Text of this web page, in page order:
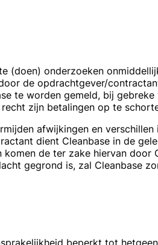
(doen) onderzoeken
de opdrachtgever/
te worden gemeld, bij
zijn betalingen op te
afwijkingen en
dient Cleanbase in de
de ter zake hiervan
gegrond is, zal Cleanbase
beperkt tot